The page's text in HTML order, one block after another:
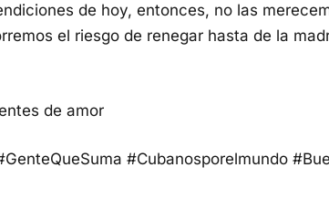
de hoy, entonces, no las
el riesgo de renegar hasta de la
de amor
#Cubanosporelmundo